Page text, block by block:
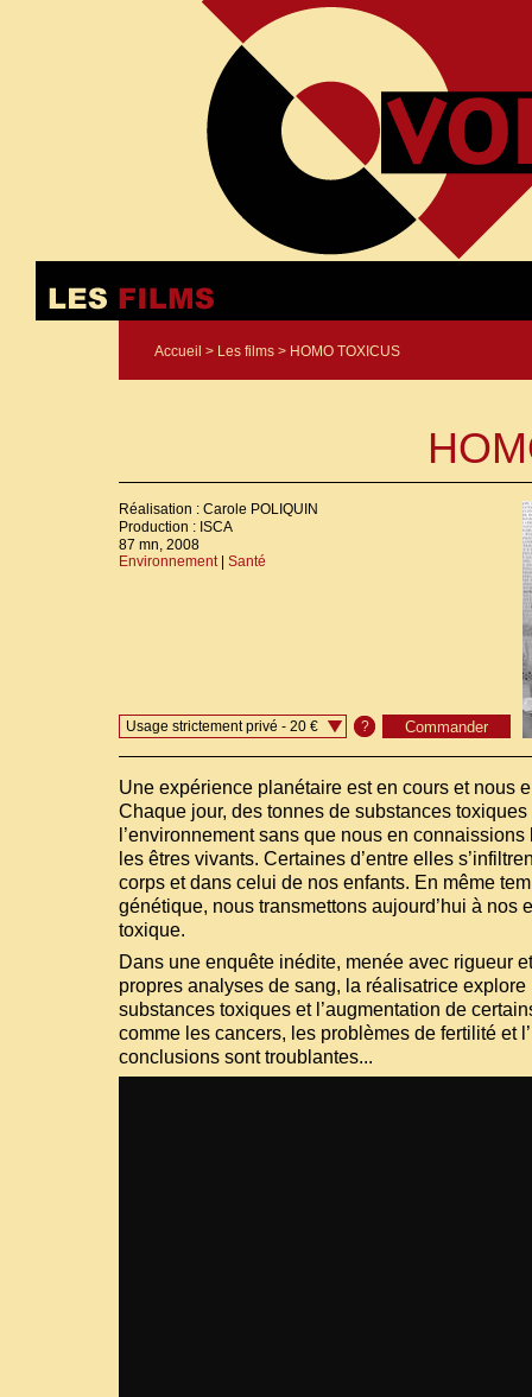
Accueil > Les films > HOMO TOXICUS
Réalisation : Carole POLIQUIN
Production : ISCA
87 mn, 2008
Environnement| Santé
Usage strictement privé - 20 € ?
Une expérience planétaire est en cours et nous
Chaque jour, des tonnes de substances
l’environnement sans que nous en
les êtres vivants. Certaines d’entre elles
corps et dans celui de nos enfants. En même
génétique, nous transmettons aujourd’hui à nos
toxique.
Dans une enquête inédite, menée avec rigueur
propres analyses de sang, la réalisatrice
substances toxiques et l’augmentation de
comme les cancers, les problèmes de fertilité et
conclusions sont troublantes...